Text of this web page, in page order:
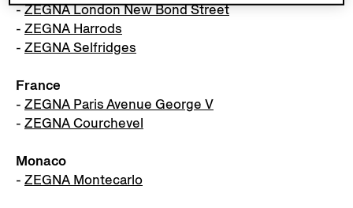
-ZEGNA London New Bond Street
- ZEGNA Harrods
- ZEGNA Selfridges
France
- ZEGNA Paris Avenue George V
- ZEGNA Courchevel
Monaco
- ZEGNA Montecarlo